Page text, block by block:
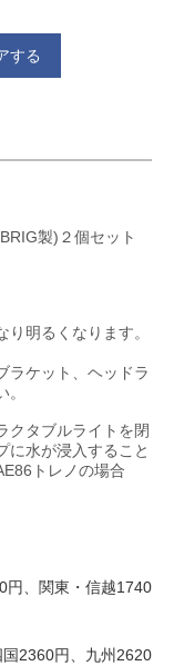
する
製)２個セット
明るくなります。
ラケット、ヘッドラ
クタブルライトを閉
に水が浸入すること
トレノの場合
円、関東・信越1740
2360円、九州 2620